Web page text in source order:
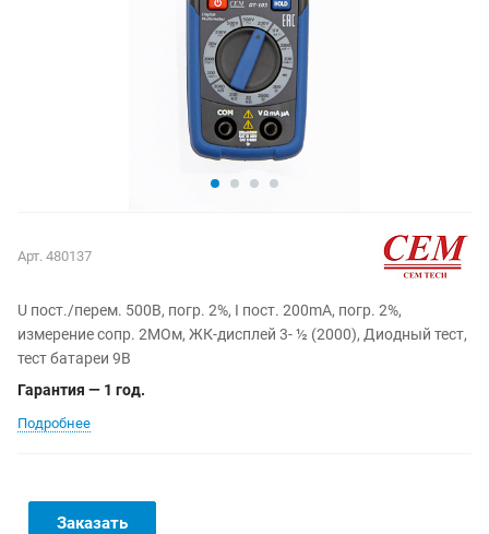
Арт. 480137
U пост./перем. 500В, погр. 2%, I пост. 200mA, погр. 2%,
измерение сопр. 2МОм, ЖК-дисплей 3- ½ (2000), Диодный тест,
тест батареи 9В
Гарантия — 1 год.
Подробнее
Заказать